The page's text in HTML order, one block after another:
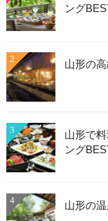
ング
2 山形の
3
山形で
ング
4 山形の